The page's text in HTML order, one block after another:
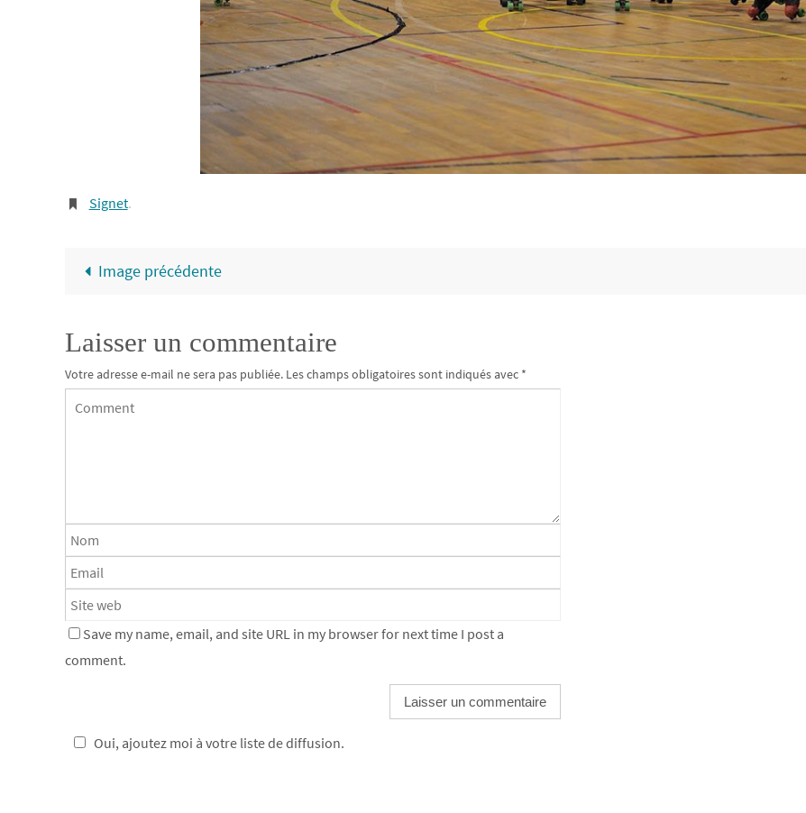
Signet.
Image précédente
Laisser un commentaire
Votre adresse e-mail ne sera pas publiée. Les champs obligatoires sont indiqués avec *
Save my name, email, and site URL in my browser for next time I post a
comment.
Oui, ajoutez moi à votre liste de diffusion.